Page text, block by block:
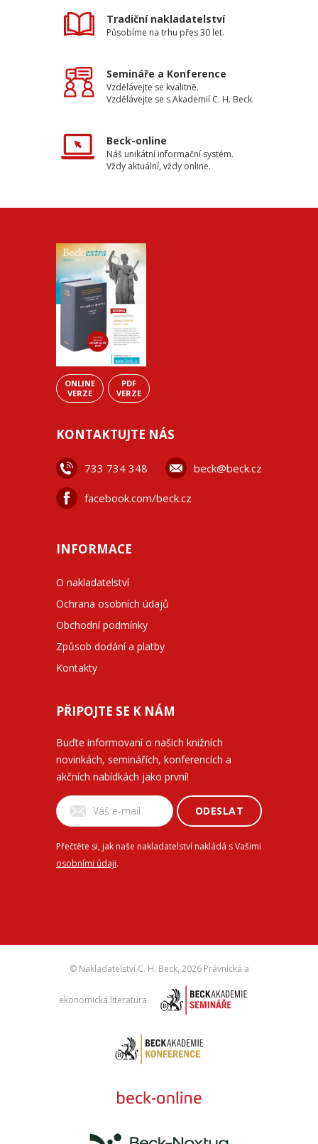
Tradiční nakladatelství
Působíme na trhu přes 30 let.
Semináře a Konference
Vzdělávejte se kvalitně.
Vzdělávejte se s Akademií C. H. Beck.
Beck-online
Náš unikátní informační systém.
Vždy aktuální, vždy online.
ONLINE
VERZE
PDF
VERZE
KONTAKTUJTE NÁS
733 734 348 beck@beck.cz
facebook.com/beck.cz
INFORMACE
O nakladatelství
Ochrana osobních údajů
Obchodní podmínky
Způsob dodání a platby
Kontakty
PŘIPOJTE SE K NÁM
Buďte informovaní o našich knižních
novinkách, seminářích, konferencích a
akčních nabídkách jako první!
ODESLAT
Přečtěte si, jak naše nakladatelství nakládá s Vašimi
osobními údaji.
© Nakladatelství C. H. Beck, 2026 Právnická a
ekonomická literatura